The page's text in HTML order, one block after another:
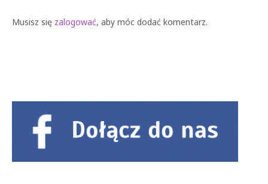
Musisz się zalogować, aby móc dodać komentarz.